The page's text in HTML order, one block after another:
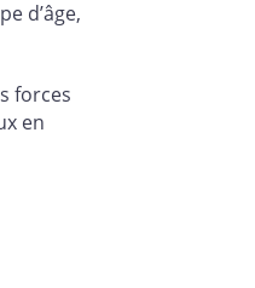
d’âge,
forces
en